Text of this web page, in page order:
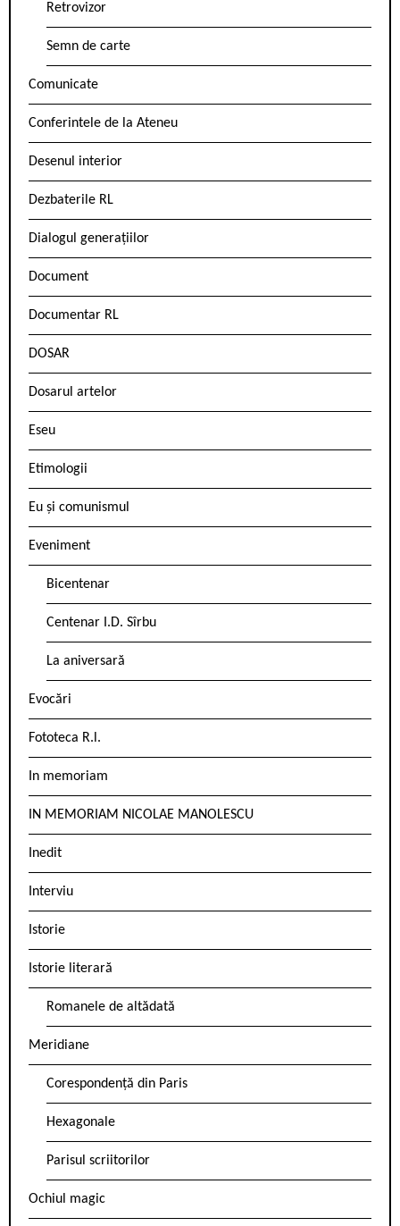
Retrovizor
Semn de carte
Comunicate
Conferintele de la Ateneu
Desenul interior
Dezbaterile RL
Dialogul generațiilor
Document
Documentar RL
DOSAR
Dosarul artelor
Eseu
Etimologii
Eu și comunismul
Eveniment
Bicentenar
Centenar I.D. Sîrbu
La aniversară
Evocări
Fototeca R.l.
In memoriam
IN MEMORIAM NICOLAE MANOLESCU
Inedit
Interviu
Istorie
Istorie literară
Romanele de altădată
Meridiane
Corespondență din Paris
Hexagonale
Parisul scriitorilor
Ochiul magic